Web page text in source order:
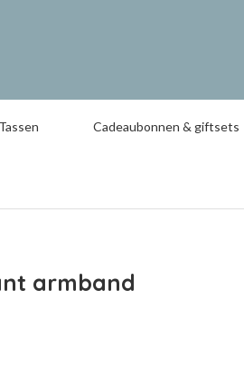
Tassen Cadeaubonnen & giftsets
armband